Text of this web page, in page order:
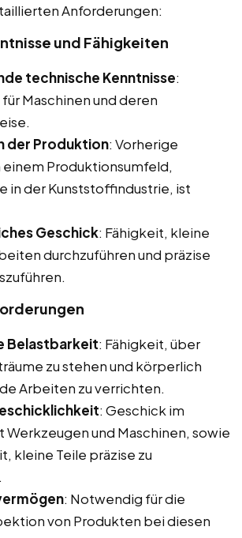
Anforderungen:
und Fähigkeiten
technische Kenntnisse:
Maschinen und deren
der Produktion: Vorherige
einem Produktionsumfeld,
in der Kunststoffindustrie, ist
Geschick: Fähigkeit, kleine
durchzuführen und präzise
Belastbarkeit: Fähigkeit, über
zu stehen und körperlich
Arbeiten zu verrichten.
: Geschick im
Werkzeugen und Maschinen, sowie
kleine Teile präzise zu
: Notwendig für die
von Produkten bei diesen